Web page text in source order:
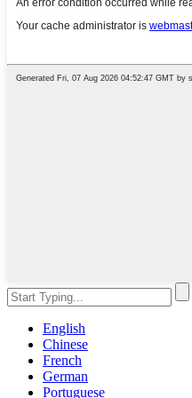
English
Chinese
French
German
Portuguese